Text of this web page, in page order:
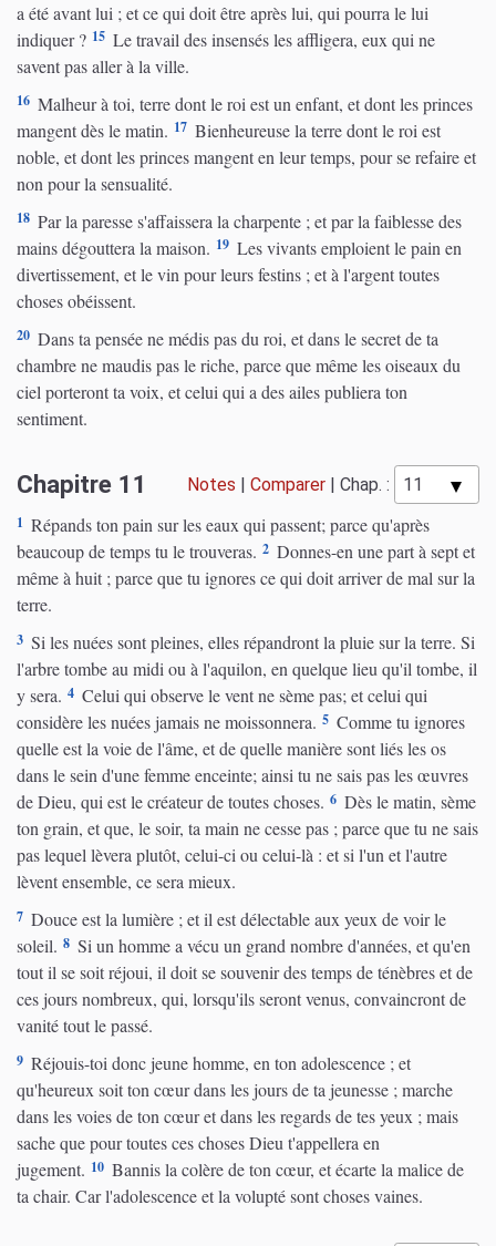
a été avant lui ; et ce qui doit être après lui, qui pourra le lui
indiquer ? 15 Le travail des insensés les affligera, eux qui ne
savent pas aller à la ville.
16 Malheur à toi, terre dont le roi est un enfant, et dont les princes
mangent dès le matin. 17 Bienheureuse la terre dont le roi est
noble, et dont les princes mangent en leur temps, pour se refaire et
non pour la sensualité.
18 Par la paresse s'affaissera la charpente ; et par la faiblesse des
mains dégouttera la maison. 19 Les vivants emploient le pain en
divertissement, et le vin pour leurs festins ; et à l'argent toutes
choses obéissent.
20 Dans ta pensée ne médis pas du roi, et dans le secret de ta
chambre ne maudis pas le riche, parce que même les oiseaux du
ciel porteront ta voix, et celui qui a des ailes publiera ton
sentiment.
Chapitre 11 Notes | Comparer | Chap. :
1 Répands ton pain sur les eaux qui passent; parce qu'après
beaucoup de temps tu le trouveras. 2 Donnes-en une part à sept et
même à huit ; parce que tu ignores ce qui doit arriver de mal sur la
terre.
3 Si les nuées sont pleines, elles répandront la pluie sur la terre. Si
l'arbre tombe au midi ou à l'aquilon, en quelque lieu qu'il tombe, il
y sera. 4 Celui qui observe le vent ne sème pas; et celui qui
considère les nuées jamais ne moissonnera. 5 Comme tu ignores
quelle est la voie de l'âme, et de quelle manière sont liés les os
dans le sein d'une femme enceinte; ainsi tu ne sais pas les œuvres
de Dieu, qui est le créateur de toutes choses. 6 Dès le matin, sème
ton grain, et que, le soir, ta main ne cesse pas ; parce que tu ne sais
pas lequel lèvera plutôt, celui-ci ou celui-là : et si l'un et l'autre
lèvent ensemble, ce sera mieux.
7 Douce est la lumière ; et il est délectable aux yeux de voir le
soleil. 8 Si un homme a vécu un grand nombre d'années, et qu'en
tout il se soit réjoui, il doit se souvenir des temps de ténèbres et de
ces jours nombreux, qui, lorsqu'ils seront venus, convaincront de
vanité tout le passé.
9 Réjouis-toi donc jeune homme, en ton adolescence ; et
qu'heureux soit ton cœur dans les jours de ta jeunesse ; marche
dans les voies de ton cœur et dans les regards de tes yeux ; mais
sache que pour toutes ces choses Dieu t'appellera en
jugement. 10 Bannis la colère de ton cœur, et écarte la malice de
ta chair. Car l'adolescence et la volupté sont choses vaines.